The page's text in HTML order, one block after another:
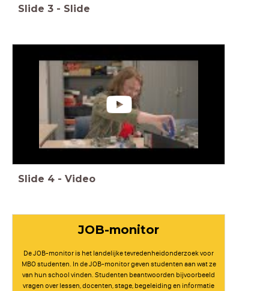
Slide 3 - Slide
Slide 4 - Video
JOB-monitor
De JOB-monitor is het landelijke tevredenheidonderzoek voor
MBO studenten. In de JOB-monitor geven studenten aan wat ze
van hun school vinden. Studenten beantwoorden bijvoorbeeld
vragen over lessen, docenten, stage, begeleiding en informatie